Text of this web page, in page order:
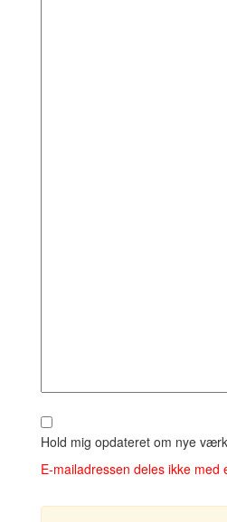
Hold mig opdateret om nye
E‑mailadressen deles ikke